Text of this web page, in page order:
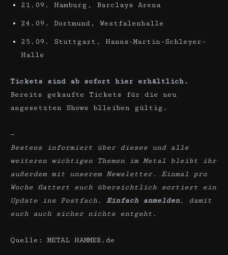
21.09. Hamburg, Barclays Arena
24.09. Dortmund, Westfalenhalle
25.09. Stuttgart, Hanns-Martin-Schleyer-
Halle
Tickets sind ab sofort hier erhältlich.
Bereits gekaufte Tickets für die neu
angesetzten Shows blleiben gültig.
—
Bestens informiert über dieses und alle
weiteren wichtigen Themen im Metal bleibt ihr
außerdem mit unserem Newsletter. Einmal pro
Woche flattert euch übersichtlich sortiert ein
Update ins Postfach.
Einfach anmelden , damit
euch auch sicher nichts entgeht.
Quelle: METAL HAMMER.de